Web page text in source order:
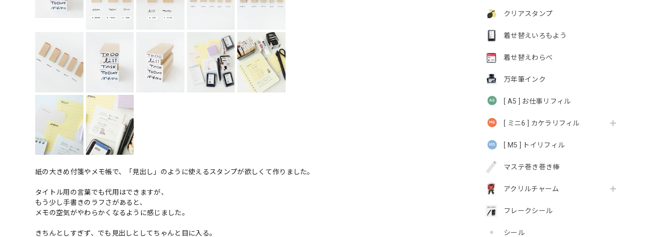
クリアスタンプ
着せ替えいろもよう
着せ替えわらべ
万年筆インク
[ A5 ] お仕事リフィル
[ ミニ6 ] カケラリフィル
[ M5 ] トイリフィル
マステ巻き巻き棒
アクリルチャーム
フレークシール
シール
紙の大きめ付箋やメモ帳で、「見出し」のように使えるスタンプが欲しくて作りました。
タイトル用の言葉でも代用はできますが、
もう少し手書きのラフさがあると、
メモの空気がやわらかくなるように感じました。
きちんとしすぎず、でも見出しとしてちゃんと目に入る。